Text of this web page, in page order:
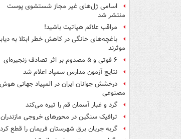
اسامی ژل‌های غیر مجاز شستشوی پوست
منتشر شد
مراقب علائم هپاتیت باشید!
باغچه‌های خانگی در کاهش خطر ابتلا به
موثرند
۶ فوتی و ۵ مصدوم بر اثر تصادف زنجیره‌ای
نتایج آزمون مدارس سمپاد اعلام شد
درخشش جوانان ایران در المپیاد جهانی هوش
مصنوعی
گرد و غبار آسمان قم را تیره می‌کند
ترافیک سنگین در محورهای خروجی مازندران
گربه جریان برق شهرستان فریمان را قطع کرد